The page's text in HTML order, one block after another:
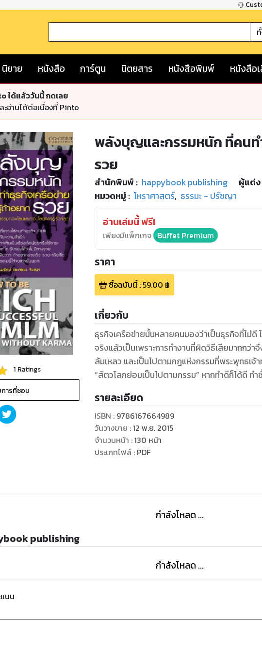
นิยาย หนังสือ การ์ตูน นิตยสาร หนังสือพิมพ์ หนังสือ
ได้แล้ววันนี้ กดเลย
อ่านได้ต่อเนื่องที่ Pinto
1 Ratings
การที่ชอบ
พลังบุญและกรรมหนัก ที่คนท
รวย
สำนักพิมพ์ : happybook publishing ผู้แต่ง
หมวดหมู่ : โหราศาสตร์, ธรรมะ - ปรัชญา
อ่านเล่มนี้ ฟรี!
เพียงมีแพ็กเกจ Buffet Premium
ราคา
ซื้อฉบับนี้: 59.00 ฿
เกี่ยวกับ
ธุรกิจเครือข่ายนั้นหลายคนมองว่าเป็นธุรกิจที่ไม่ดี
จริงแล้วเป็นเพราะการทำงานที่ผิดวิธีเสียมากกว่า
ล้มเหลว และเป็นไปตามกฎแห่งกรรมที่พระพุทธเจ้
“สัตวโลกย่อมเป็นไปตามกรรม” หากทำดีก็ได้ดี ท
รายละเอียด
ISBN : 9786167664989
วันวางขาย :12 พ.ย. 2015
จำนวนหน้า :130 หน้า
ประเภทไฟล์: PDF
กำลังโหลด ...
publishing
กำลังโหลด ...
นน